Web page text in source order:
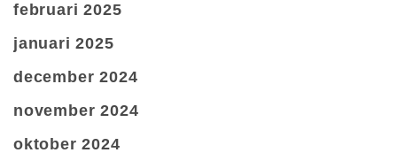
februari 2025
januari 2025
december 2024
november 2024
oktober 2024